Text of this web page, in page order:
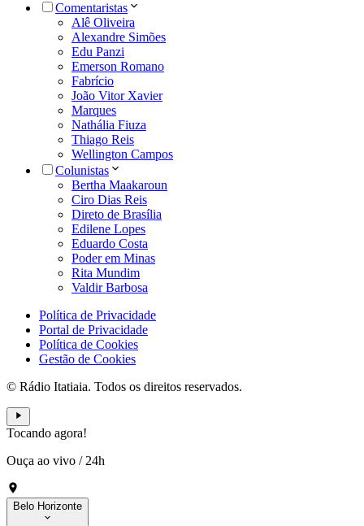
Comentaristas
Alê Oliveira
Alexandre Simões
Edu Panzi
Emerson Romano
Fabrício
João Vitor Xavier
Marques
Nathália Fiuza
Thiago Reis
Wellington Campos
Colunistas
Bertha Maakaroun
Ciro Dias Reis
Direto de Brasília
Edilene Lopes
Eduardo Costa
Poder em Minas
Rita Mundim
Valdir Barbosa
Política de Privacidade
Portal de Privacidade
Política de Cookies
Gestão de Cookies
© Rádio Itatiaia. Todos os direitos reservados.
Tocando agora!
Ouça ao vivo / 24h
Belo Horizonte